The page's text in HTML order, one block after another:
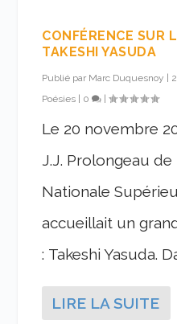
CONFÉRENCE SUR
TAKESHI YASUDA
Publié par Marc Duquesnoy
Poésies
0 |
Le 20 novembre
J.J. Prolongeau de
Nationale
accueillait un
: Takeshi Yasuda.
LIRE LA SUITE